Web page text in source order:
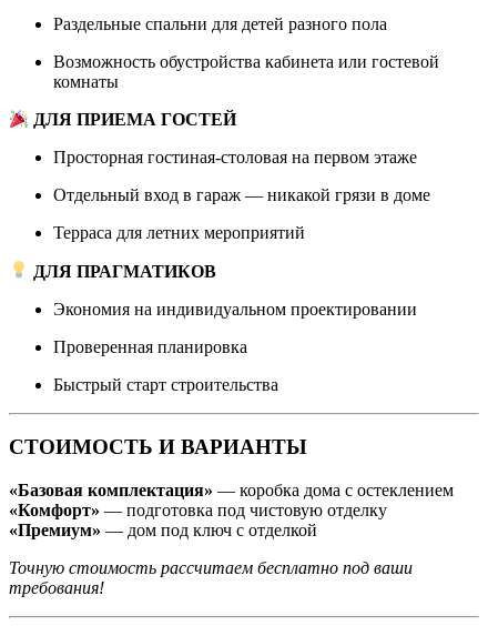
Раздельные спальни для детей разного пола
Возможность обустройства кабинета или гостевой
комнаты
ДЛЯ ПРИЕМА ГОСТЕЙ
Просторная гостиная-столовая на первом этаже
Отдельный вход в гараж — никакой грязи в доме
Терраса для летних мероприятий
ДЛЯ ПРАГМАТИКОВ
Экономия на индивидуальном проектировании
Проверенная планировка
Быстрый старт строительства
СТОИМОСТЬ И ВАРИАНТЫ
«Базовая комплектация» — коробка дома с остеклением
«Комфорт» — подготовка под чистовую отделку
«Премиум» — дом под ключ с отделкой
Точную стоимость рассчитаем бесплатно под ваши
требования!